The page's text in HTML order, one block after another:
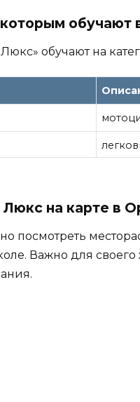
обучают
обучают на
на карте в
посмотреть
Важно для